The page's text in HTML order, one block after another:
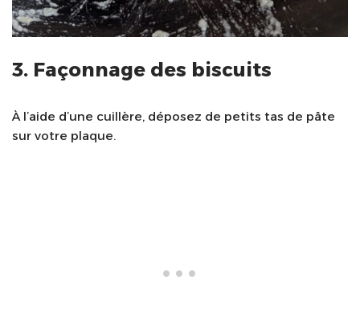
3. Façonnage des biscuits
À l’aide d’une cuillère, déposez de petits tas de pâte
sur votre plaque.